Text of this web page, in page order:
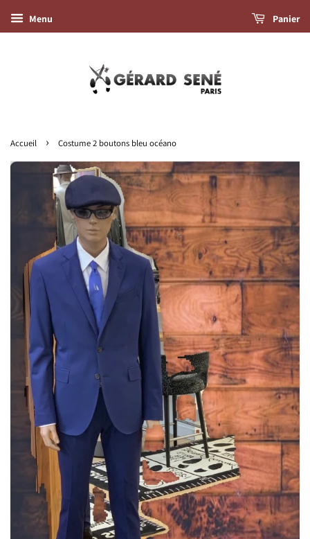
Menu Panier
Accueil › Costume 2 boutons bleu océano